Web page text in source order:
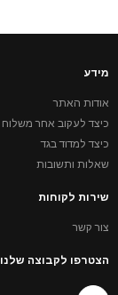
מידע
אודות האתר
כיצד לעקוב אחר משלוח
כיצד למדוד בגד
שאלות ותשובות
שירות לקוחות
צור קשר
הצטרפו לקבוצה שלנו